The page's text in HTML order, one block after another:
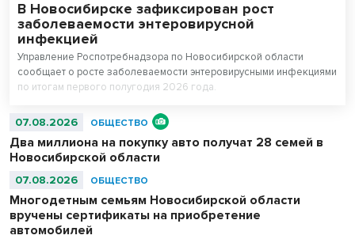
В Новосибирске зафиксирован рост
заболеваемости энтеровирусной
инфекцией
Управление Роспотребнадзора по Новосибирской области
сообщает о росте заболеваемости энтеровирусными инфекциями
по итогам первого полугодия 2026 года.
07.08.2026 ОБЩЕСТВО
Два миллиона на покупку авто получат 28 семей в
Новосибирской области
07.08.2026 ОБЩЕСТВО
Многодетным семьям Новосибирской области
вручены сертификаты на приобретение
автомобилей